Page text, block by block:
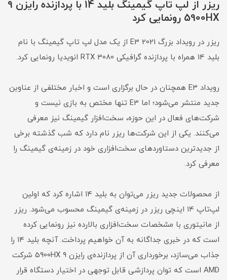
ریزر از لپ تاپ گیمینگ بلید 14 با پردازنده‌ رایزن 9
5900HX رونمایی کرد
ریزر در رویداد بزرگ E3 2021 از یک مدل لپ تاپ گیمینگ با نام
بلید 14 همراه با پردازنده گرافیکی RTX 3080 انویدیا رونمایی کرد.
رویداد E3 همچنان در حال برگزاری است و اخبار مختلفی از عناوین
جدید منتشر می‌شود؛ اما E3 تنها مختص به بازی‌ نیست و
شرکت‌های فعال در این حوزه، سخت‌افزار گیمینگ نیز معرفی
می‌کنند. یکی از این شرکت‌ها ریزر نام دارد که شب گذشته برخی
از جدیدترین دستاوردهای سخت‌افزاری خود در زمینه‌ی گیمینگ را
معرفی کرد.
از محصولات جدید ریزر می‌توان به بلید ۱۴ اشاره کرد که اولین
لپ‌تاپ ۱۴ اینچی ریزر در زمینه‌ی گیمینگ محسوب می‌شود. ریزر
از مانیتوری با مشخصات سخت‌افزاری بالارده نیز رونمایی کرده
است که در خبری جداگانه به آن خواهیم پرداخت. آنچه بلید ۱۴ را
جذاب می‌سازد، برخورداری آن از پردازنده‌ی رایزن ۹ 5900HX شرکت
AMD است که توان پردازشی قابل توجهی در اختیار دستگاه قرار